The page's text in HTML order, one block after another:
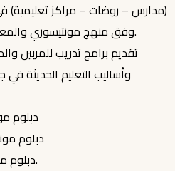
(مدارس – روضات – مراكز تعليمية)
وفق منهج مونتيسوري والمعايير العالمية لإعداد بيئة الطفل.
تقديم برامج تدريب للمربين
وأساليب التعليم الحديثة
1- دبلوم
2- دبلوم
3-دبلوم مونتيسوري الدولي 6:9 سنوات.